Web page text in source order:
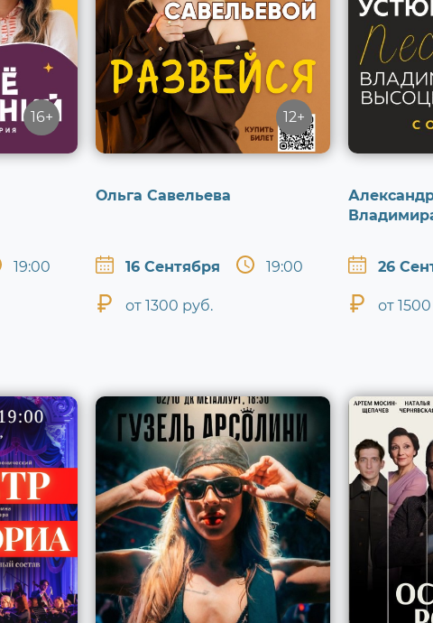
16+
19:00
12+
Ольга Савельева
16 Сентября 19:00
от 1300 руб.
26
от